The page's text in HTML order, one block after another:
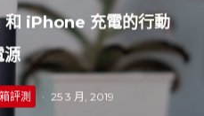
iPhone 充電的行動
源
評測 · 25 3 月, 2019